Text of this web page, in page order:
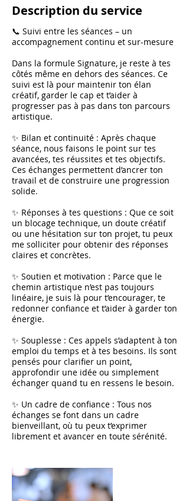
Description du service
📞 Suivi entre les séances – un
accompagnement continu et sur-mesure
Dans la formule Signature, je reste à tes
côtés même en dehors des séances. Ce
suivi est là pour maintenir ton élan
créatif, garder le cap et t’aider à
progresser pas à pas dans ton parcours
artistique.
✨ Bilan et continuité : Après chaque
séance, nous faisons le point sur tes
avancées, tes réussites et tes objectifs.
Ces échanges permettent d’ancrer ton
travail et de construire une progression
solide.
✨ Réponses à tes questions : Que ce soit
un blocage technique, un doute créatif
ou une hésitation sur ton projet, tu peux
me solliciter pour obtenir des réponses
claires et concrètes.
✨ Soutien et motivation : Parce que le
chemin artistique n’est pas toujours
linéaire, je suis là pour t’encourager, te
redonner confiance et t’aider à garder ton
énergie.
✨ Souplesse : Ces appels s’adaptent à ton
emploi du temps et à tes besoins. Ils sont
pensés pour clarifier un point,
approfondir une idée ou simplement
échanger quand tu en ressens le besoin.
✨ Un cadre de confiance : Tous nos
échanges se font dans un cadre
bienveillant, où tu peux t’exprimer
librement et avancer en toute sérénité.